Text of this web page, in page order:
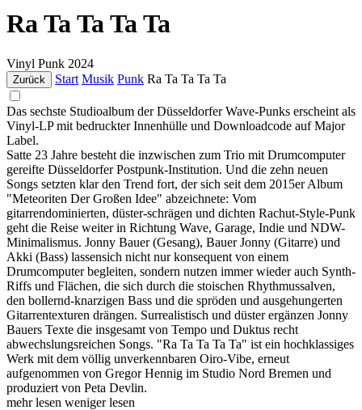
Ra Ta Ta Ta Ta
Vinyl Punk 2024
Zurück Start Musik Punk Ra Ta Ta Ta Ta
Das sechste Studioalbum der Düsseldorfer Wave-Punks erscheint als
Vinyl-LP mit bedruckter Innenhülle und Downloadcode auf Major
Label.
Satte 23 Jahre besteht die inzwischen zum Trio mit Drumcomputer
gereifte Düsseldorfer Postpunk-Institution. Und die zehn neuen
Songs setzten klar den Trend fort, der sich seit dem 2015er Album
"Meteoriten Der Großen Idee" abzeichnete: Vom
gitarrendominierten, düster-schrägen und dichten Rachut-Style-Punk
geht die Reise weiter in Richtung Wave, Garage, Indie und NDW-
Minimalismus. Jonny Bauer (Gesang), Bauer Jonny (Gitarre) und
Akki (Bass) lassensich nicht nur konsequent von einem
Drumcomputer begleiten, sondern nutzen immer wieder auch Synth-
Riffs und Flächen, die sich durch die stoischen Rhythmussalven,
den bollernd-knarzigen Bass und die spröden und ausgehungerten
Gitarrentexturen drängen. Surrealistisch und düster ergänzen Jonny
Bauers Texte die insgesamt von Tempo und Duktus recht
abwechslungsreichen Songs. "Ra Ta Ta Ta Ta" ist ein hochklassiges
Werk mit dem völlig unverkennbaren Oiro-Vibe, erneut
aufgenommen von Gregor Hennig im Studio Nord Bremen und
produziert von Peta Devlin.
mehr lesen weniger lesen